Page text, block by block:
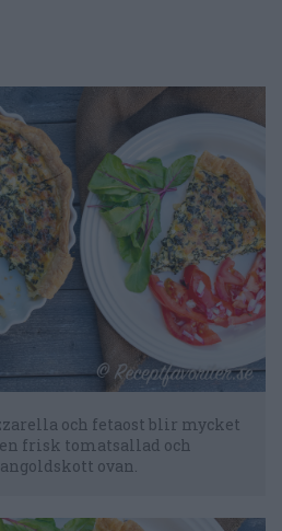
och fetaost blir mycket
frisk tomatsallad och
ovan.